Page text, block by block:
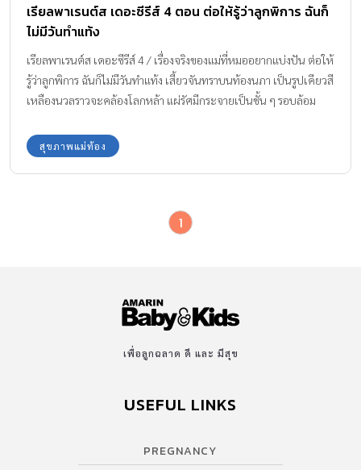
เรียลพาเรนต์ส เดอะซีรีส์ 4 ตอน ต่อให้รู้ว่าลูกพิการ ฉันก็
ไม่มีวันทำแท้ง
เรียลพาเรนต์ส เดอะซีรีส์ 4 / เรื่องจริงของแม่ที่หมออยากแบ่งปัน ต่อให้
รู้ว่าลูกพิการ ฉันก็ไม่มีวันทำแท้ง เสี้ยวจันทราบนท้องนภา เป็นรูปเคียวสี
เหลืองนวลราวจะคล้องโลกหล้า แผ่รัศมีกระจายเป็นชั้น ๆ รอบล้อม
สวยเหลือเกิน เหมือนเทพยดามาเนรมิต…ฉันคิดในใจ ขณะยืนชม
จันทร์ที่บนระเบียงบ้าน สามีใช้ไม้ค้ำยันเดินมา ฉันหันไปหาเขา เขาโอบ
สามีอายุเท่ากัน แต่งงานมาสิบปีไม่มีลูก จึงไปปรึกษาเรื่องมีลูกยากกับ
เดือนหลังรักษา ฉันก็ตั้งครรภ์ ฉันรีบไปฝากท้องกับหมอพรรณี เจาะ
เลือดฉีดวัคซีนทำตามคำแนะนำของหมอทุกอย่าง ความดีใจที่จะมีลูก
สามีได้รับอุบัติเหตุ รถคว่ำ กระดูกแขนขาหัก ใบหน้าเป็นแผล สามียัง
สุขภาพแม่ท้อง
1
เพื่อลูกฉลาด ดี และ มีสุข
USEFUL LINKS
PREGNANCY